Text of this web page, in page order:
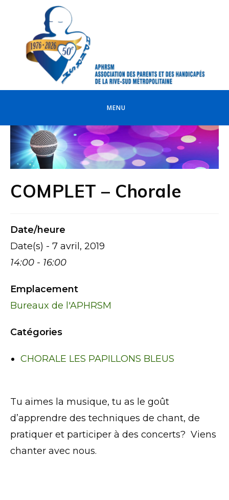
MENU
COMPLET – Chorale
Date/heure
Date(s) - 7 avril, 2019
14:00 - 16:00
Emplacement
Bureaux de l'APHRSM
Catégories
CHORALE LES PAPILLONS BLEUS
Tu aimes la musique, tu as le goût
d’apprendre des techniques de chant, de
pratiquer et participer à des concerts? Viens
chanter avec nous.